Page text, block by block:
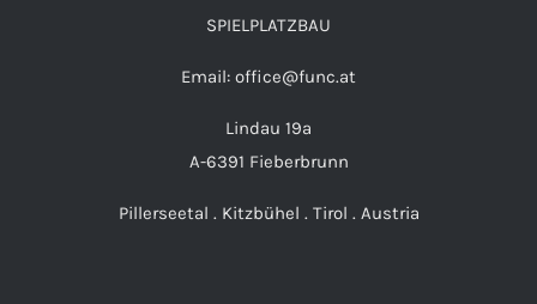
SPIELPLATZBAU
Email: office@func.at
Lindau 19a
A-6391 Fieberbrunn
Pillerseetal . Kitzbühel . Tirol . Austria